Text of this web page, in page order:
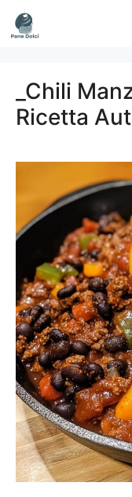
Vai
al
_Chili
Ricetta